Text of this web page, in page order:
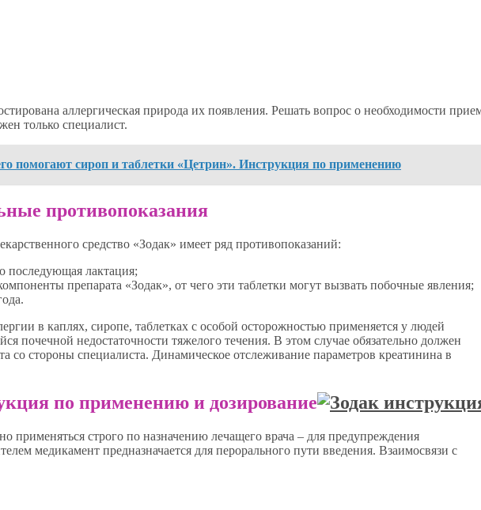
аллергическая природа их появления. Решать вопрос о необходимости
только специалист.
помогают сироп и таблетки «Цетрин». Инструкция по применению
противопоказания
средство «Зодак» имеет ряд противопоказаний:
лактация;
препарата «Зодак», от чего эти таблетки могут вызвать побочные явления;
в каплях, сиропе, таблетках с особой осторожностью применяется у людей
почечной недостаточности тяжелого течения. В этом случае обязательно должен
со стороны специалиста. Динамическое отслеживание параметров креатинина в
по применению и дозирование
применяться строго по назначению лечащего врача – для предупреждения
медикамент предназначается для перорального пути введения. Взаимосвязи с